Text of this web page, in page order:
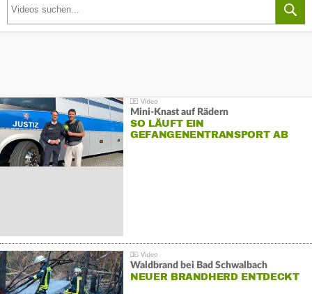
Mini-Knast auf Rädern
SO LÄUFT EIN
GEFANGENENTRANSPORT AB
Waldbrand bei Bad Schwalbach
NEUER BRANDHERD ENTDECKT